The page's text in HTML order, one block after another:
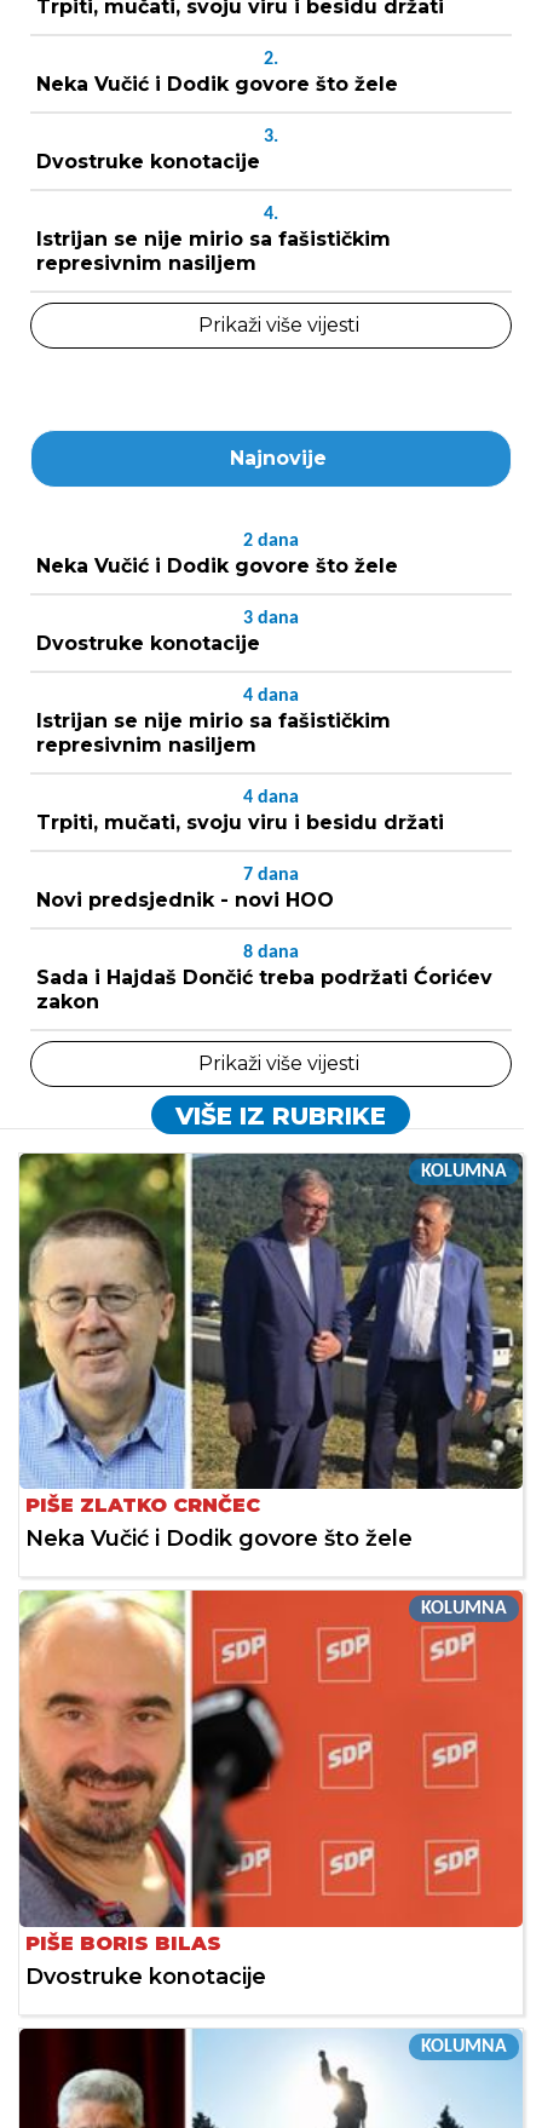
Trpiti, mučati, svoju viru i besidu držati
2.
Neka Vučić i Dodik govore što žele
3.
Dvostruke konotacije
4.
Istrijan se nije mirio sa fašističkim
represivnim nasiljem
Prikaži više vijesti
Najnovije
2 dana
Neka Vučić i Dodik govore što žele
3 dana
Dvostruke konotacije
4 dana
Istrijan se nije mirio sa fašističkim
represivnim nasiljem
4 dana
Trpiti, mučati, svoju viru i besidu držati
7 dana
Novi predsjednik - novi HOO
8 dana
Sada i Hajdaš Dončić treba podržati Ćorićev
zakon
Prikaži više vijesti
VIŠE IZ RUBRIKE
KOLUMNA
PIŠE ZLATKO CRNČEC
Neka Vučić i Dodik govore što žele
KOLUMNA
PIŠE BORIS BILAS
Dvostruke konotacije
KOLUMNA